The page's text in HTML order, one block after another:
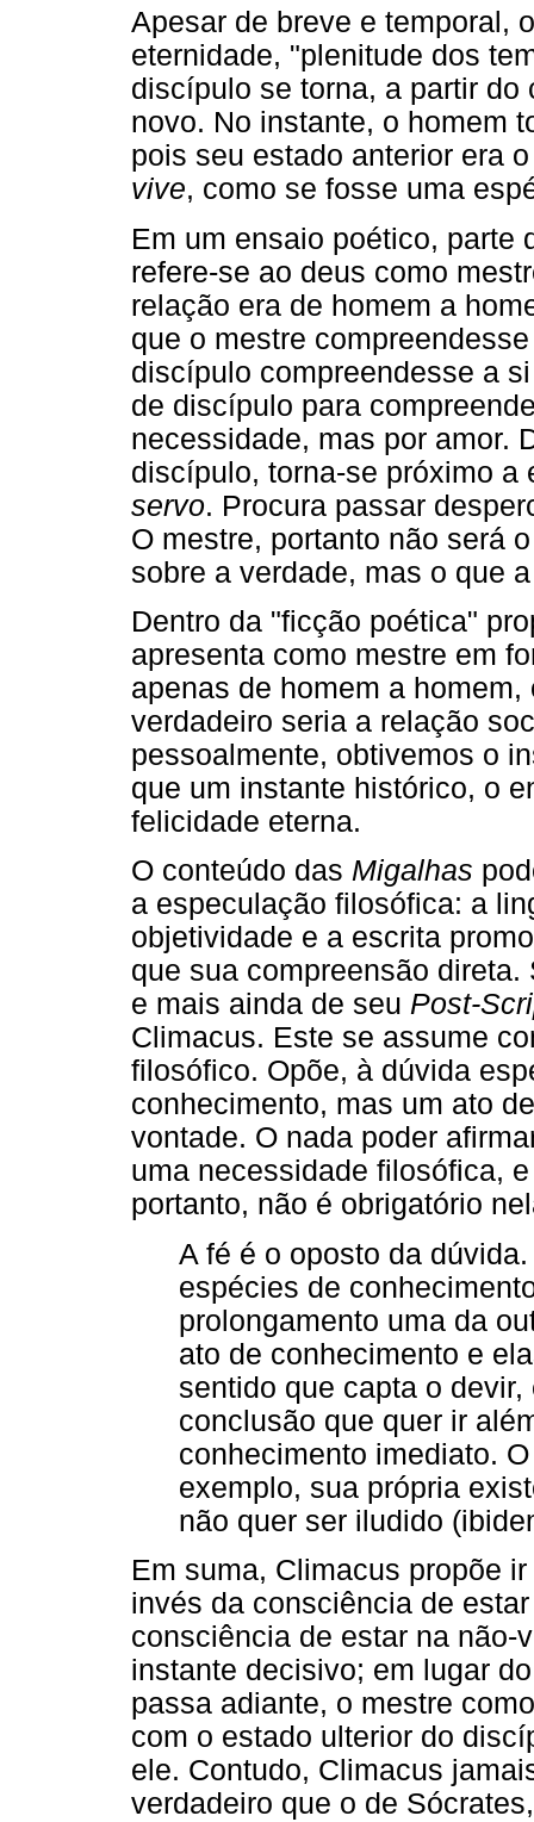
Apesar de breve e temporal,
eternidade, "plenitude dos
discípulo se torna, a partir do
novo. No instante, o homem
pois seu estado anterior era
vive, como se fosse uma
Em um ensaio poético, parte
refere-se ao deus como
relação era de homem a
que o mestre
discípulo compreendesse a
de discípulo para
necessidade, mas por amor.
discípulo, torna-se próximo a
servo. Procura passar
O mestre, portanto não será
sobre a verdade, mas o que
Dentro da "ficção poética"
apresenta como mestre em
apenas de homem a
verdadeiro seria a relação
pessoalmente, obtivemos o
que um instante histórico, o
felicidade eterna.
O conteúdo das Migalhas
a especulação filosófica: a
objetividade e a escrita
que sua compreensão
e mais ainda de seu Post-
Climacus. Este se assume
filosófico. Opõe, à dúvida
conhecimento, mas um ato
vontade. O nada poder
uma necessidade filosófica,
portanto, não é obrigatório
A fé é o oposto da
espécies de
prolongamento uma da
ato de conhecimento e
sentido que capta o
conclusão que quer ir
conhecimento imediato.
exemplo, sua própria
não quer ser iludido
Em suma, Climacus propõe
invés da consciência de
consciência de estar na não-
instante decisivo; em lugar
passa adiante, o mestre
com o estado ulterior do
ele. Contudo, Climacus
verdadeiro que o de